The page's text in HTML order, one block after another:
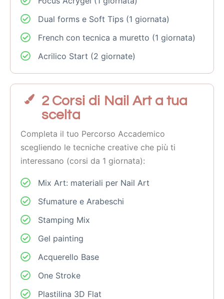
Dual forms e Soft Tips (1 giornata)
French con tecnica a muretto (1 giornata)
Acrilico Start (2 giornate)
2 Corsi di Nail Art a tua
scelta
Completa il tuo Percorso Accademico
scegliendo le tecniche creative che più ti
interessano (corsi da 1 giornata):
Mix Art: materiali per Nail Art
Sfumature e Arabeschi
Stamping Mix
Gel painting
Acquerello Base
One Stroke
Plastilina 3D Flat